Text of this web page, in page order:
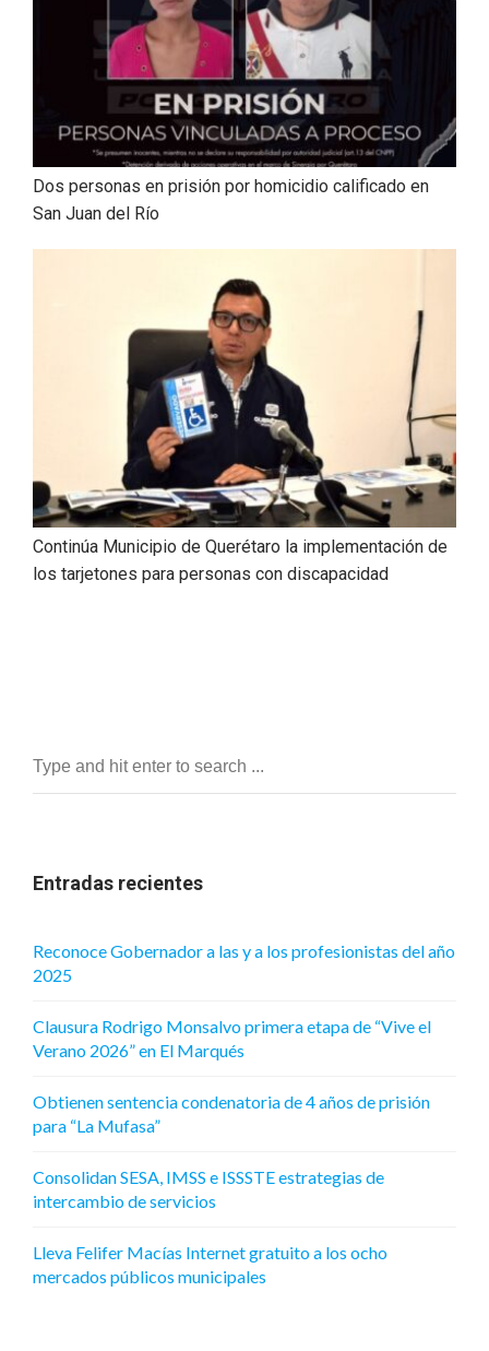
Dos personas en prisión por homicidio calificado en
San Juan del Río
Continúa Municipio de Querétaro la implementación de
los tarjetones para personas con discapacidad
Entradas recientes
Reconoce Gobernador a las y a los profesionistas del año
2025
Clausura Rodrigo Monsalvo primera etapa de “Vive el
Verano 2026” en El Marqués
Obtienen sentencia condenatoria de 4 años de prisión
para “La Mufasa”
Consolidan SESA, IMSS e ISSSTE estrategias de
intercambio de servicios
Lleva Felifer Macías Internet gratuito a los ocho
mercados públicos municipales